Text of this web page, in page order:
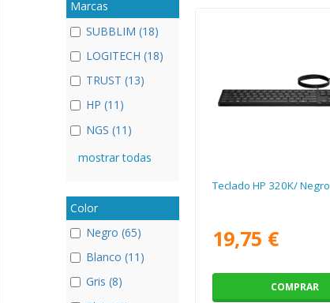
Marcas
SUBBLIM (18)
LOGITECH (18)
TRUST (13)
HP (11)
NGS (11)
mostrar todas
Color
Negro (65)
Blanco (11)
Gris (8)
Teclado HP 320K/ Negro
19,75 €
COMPRAR